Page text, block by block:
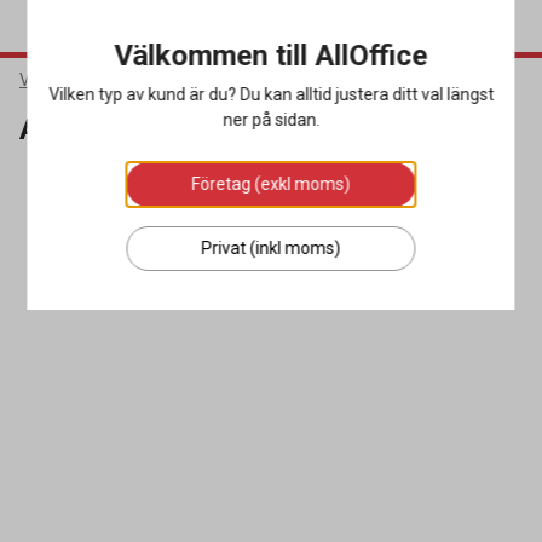
Varumärken
Alpina
SORTERA
0 produkter
Välkommen till AllOffice
Vilken typ av kund är du? Du kan alltid justera ditt val längst
ner på sidan.
Företag (exkl moms)
Privat (inkl moms)